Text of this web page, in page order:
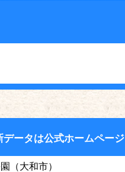
ータは公式ホームページ
（大和市）